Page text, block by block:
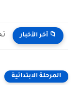
📁 آخر الأخبار
المرحلة الابتدائية